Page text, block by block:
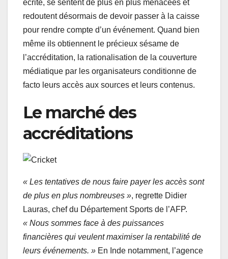
écrite, se sentent de plus en plus menacées et
redoutent désormais de devoir passer à la caisse
pour rendre compte d’un événement. Quand bien
même ils obtiennent le précieux sésame de
l’accréditation, la rationalisation de la couverture
médiatique par les organisateurs conditionne de
facto leurs accès aux sources et leurs contenus.
Le marché des
accréditations
« Les tentatives de nous faire payer les accès sont
de plus en plus nombreuses », regrette Didier
Lauras, chef du Département Sports de l’AFP.
« Nous sommes face à des puissances
financières qui veulent maximiser la rentabilité de
leurs événements. » En Inde notamment, l’agence